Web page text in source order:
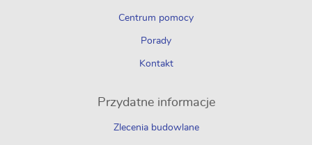
Centrum pomocy
Porady
Kontakt
Przydatne informacje
Zlecenia budowlane